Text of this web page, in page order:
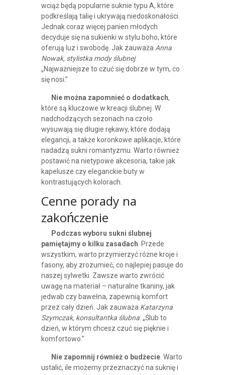
wciąż będą popularne suknie typu A, które
podkreślają talię i ukrywają niedoskonałości.
Jednak coraz więcej panien młodych
decyduje się na sukienki w stylu boho, które
oferują luz i swobodę. Jak zauważaAnna
Nowak, stylistka mody ślubnej:
„Najważniejsze to czuć się dobrze w tym, co
się nosi.”
Nie można zapomnieć o dodatkach,
które są kluczowe w kreacji ślubnej. W
nadchodzących sezonach na czoło
wysuwają się długie rękawy, które dodają
elegancji, a także koronkowe aplikacje, które
nadadzą sukni romantyzmu. Warto również
postawić na nietypowe akcesoria, takie jak
kapelusze czy eleganckie buty w
kontrastujących kolorach.
Cenne porady na
zakończenie
Podczas wyboru sukni ślubnej
pamiętajmy o kilku zasadach. Przede
wszystkim, warto przymierzyć różne kroje i
fasony, aby zrozumieć, co najlepiej pasuje do
naszej sylwetki. Zawsze warto zwrócić
uwagę na materiał – naturalne tkaniny, jak
jedwab czy bawełna, zapewnią komfort
przez cały dzień. Jak zauważa Katarzyna
Szymczak, konsultantka ślubna: „Ślub to
dzień, w którym chcesz czuć się pięknie i
komfortowo.”
Nie zapomnij również o budżecie. Warto
ustalić, ile możemy przeznaczyć na suknię i